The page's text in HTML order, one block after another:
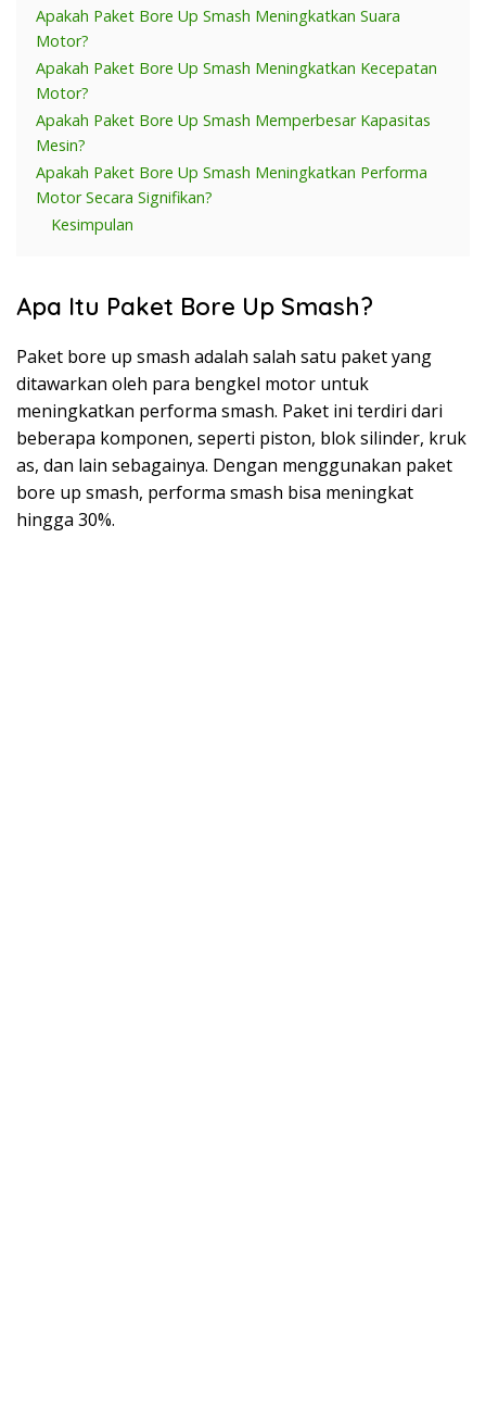
Apakah Paket Bore Up Smash Meningkatkan Suara
Motor?
Apakah Paket Bore Up Smash Meningkatkan Kecepatan
Motor?
Apakah Paket Bore Up Smash Memperbesar Kapasitas
Mesin?
Apakah Paket Bore Up Smash Meningkatkan Performa
Motor Secara Signifikan?
Kesimpulan
Apa Itu Paket Bore Up Smash?
Paket bore up smash adalah salah satu paket yang
ditawarkan oleh para bengkel motor untuk
meningkatkan performa smash. Paket ini terdiri dari
beberapa komponen, seperti piston, blok silinder, kruk
as, dan lain sebagainya. Dengan menggunakan paket
bore up smash, performa smash bisa meningkat
hingga 30%.